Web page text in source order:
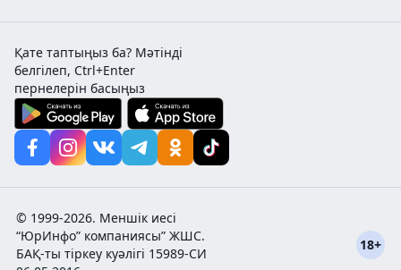
Қате таптыңыз ба? Мәтінді
белгілеп, Ctrl+Enter
пернелерін басыңыз
© 1999-2026. Меншік иесі
“ЮрИнфо” компаниясы” ЖШС.
БАҚ-ты тіркеу куәлігі 15989-СИ
18+